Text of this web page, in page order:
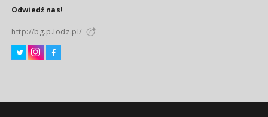
Odwiedź nas!
http://bg.p.lodz.pl/